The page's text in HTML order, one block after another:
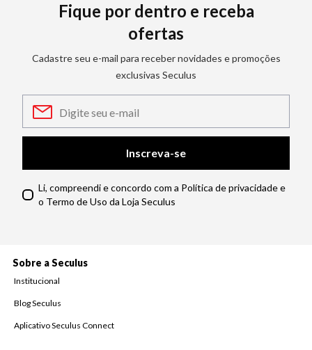
Fique por dentro e receba
ofertas
Cadastre seu e-mail para receber novidades e promoções
exclusivas Seculus
Inscreva-se
Li, compreendi e concordo com a Política de privacidade e
o Termo de Uso da Loja Seculus
Sobre a Seculus
Institucional
Blog Seculus
Aplicativo Seculus Connect